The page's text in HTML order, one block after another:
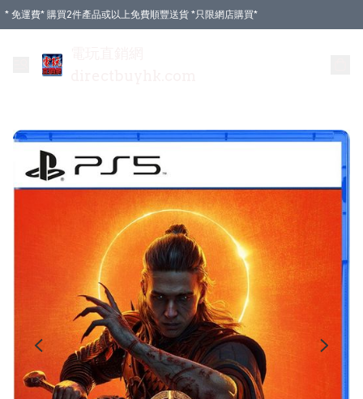
* 免運費* 購買2件產品或以上免費順豐送貨 *只限網店購買*